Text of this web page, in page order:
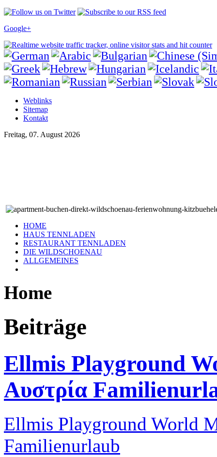
Google+
Weblinks
Sitemap
Kontakt
Freitag, 07. August 2026
HOME
HAUS TENNLADEN
RESTAURANT TENNLADEN
DIE WILDSCHOENAU
ALLGEMEINES
Home
Beiträge
Ellmis Playground
Αυστρία
Ellmis Playground World
Familienurlaub